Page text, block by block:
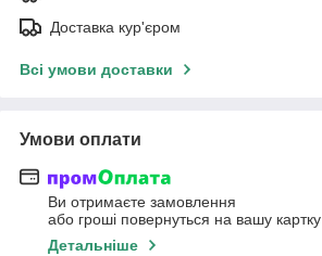
Доставка кур'єром
Всі умови доставки
Умови оплати
Ви отримаєте замовлення
або гроші повернуться на вашу картку
Детальніше